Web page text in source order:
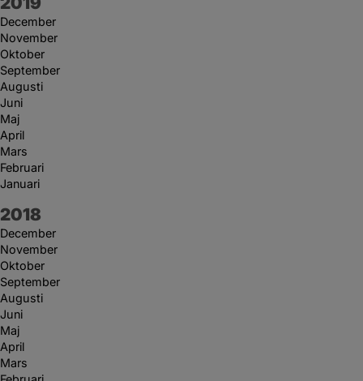
December
November
Oktober
September
Augusti
Juni
Maj
April
Mars
Februari
Januari
År:
2018
December
November
Oktober
September
Augusti
Juni
Maj
April
Mars